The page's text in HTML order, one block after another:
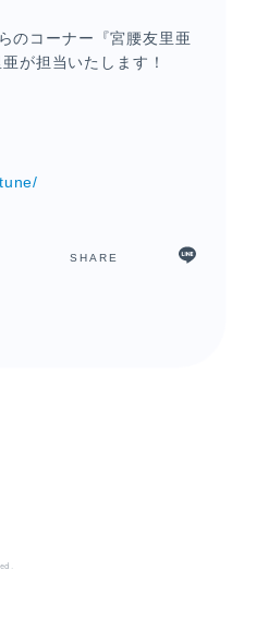
のコーナー『宮腰友里亜
が担当いたします！
SHARE